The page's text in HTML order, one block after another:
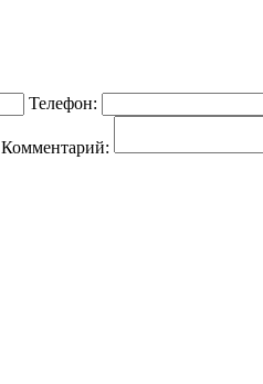
Телефон:
Комментарий: